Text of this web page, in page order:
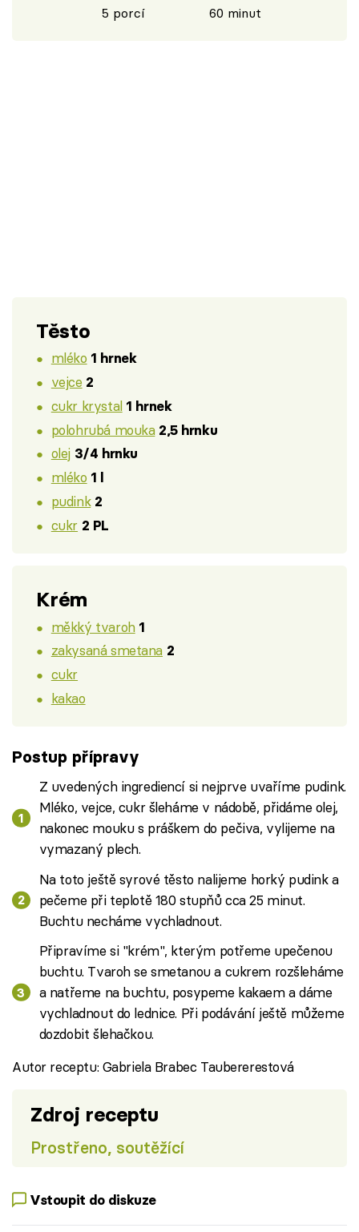
5 porcí 60 minut
Těsto
mléko 1 hrnek
vejce 2
cukr krystal 1 hrnek
polohrubá mouka 2,5 hrnku
olej 3/4 hrnku
mléko 1 l
pudink 2
cukr 2 PL
Krém
měkký tvaroh 1
zakysaná smetana 2
cukr
kakao
Postup přípravy
Z uvedených ingrediencí si nejprve uvaříme pudink.
Mléko, vejce, cukr šleháme v nádobě, přidáme olej,
nakonec mouku s práškem do pečiva, vylijeme na
vymazaný plech.
Na toto ještě syrové těsto nalijeme horký pudink a
pečeme při teplotě 180 stupňů cca 25 minut.
Buchtu necháme vychladnout.
Připravíme si "krém", kterým potřeme upečenou
buchtu. Tvaroh se smetanou a cukrem rozšleháme
a natřeme na buchtu, posypeme kakaem a dáme
vychladnout do lednice. Při podávání ještě můžeme
dozdobit šlehačkou.
Autor receptu: Gabriela Brabec Taubererestová
Zdroj receptu
Prostřeno, soutěžící
Vstoupit do diskuze